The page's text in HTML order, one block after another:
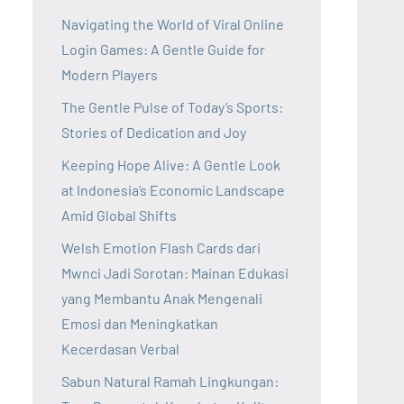
Navigating the World of Viral Online
Login Games: A Gentle Guide for
Modern Players
The Gentle Pulse of Today’s Sports:
Stories of Dedication and Joy
Keeping Hope Alive: A Gentle Look
at Indonesia’s Economic Landscape
Amid Global Shifts
Welsh Emotion Flash Cards dari
Mwnci Jadi Sorotan: Mainan Edukasi
yang Membantu Anak Mengenali
Emosi dan Meningkatkan
Kecerdasan Verbal
Sabun Natural Ramah Lingkungan: